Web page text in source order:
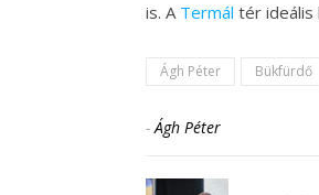
is. A Termál tér ideális
Ágh Péter Bükfürdő
-Ágh Péter